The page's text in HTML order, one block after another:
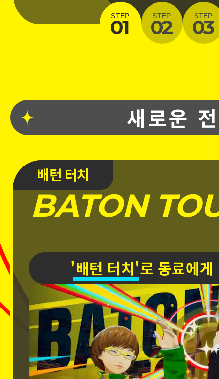
STEP
01 STEP
02 STEP
03
새로운
'배턴 터치'로 동료에게
BATON
배턴 터치